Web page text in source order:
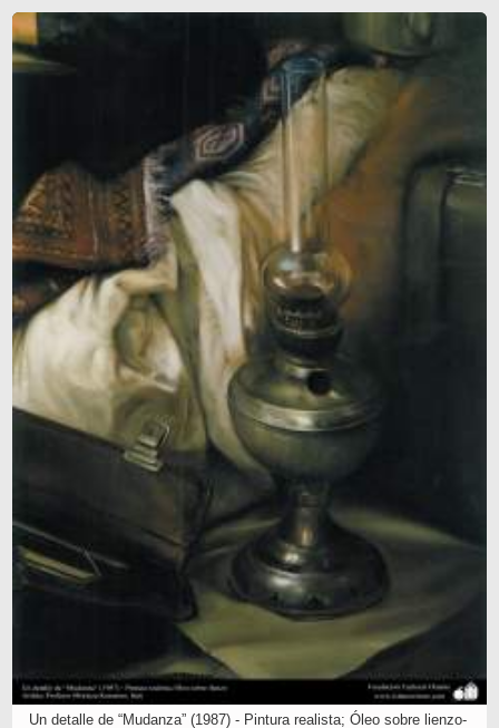
Un detalle de “Mudanza” (1987) - Pintura realista; Óleo sobre lienzo-